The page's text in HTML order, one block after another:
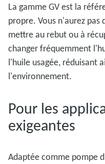
La gamme GV est la
propre. Vous n'aurez pas
mettre au rebut ou à
changer fréquemment
l'huile usagée, réduisant
l'environnement.
Pour les
exigeantes
Adaptée comme pompe